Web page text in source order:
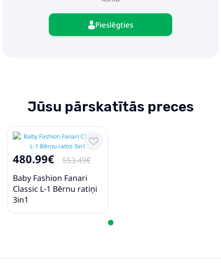
Pieslēgties
Jūsu pārskatītās preces
480.99€
553.49€
Baby Fashion Fanari
Classic L-1 Bērnu ratiņi
3in1